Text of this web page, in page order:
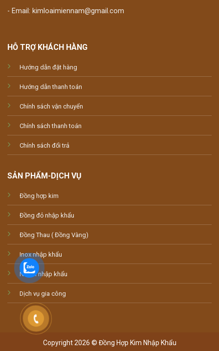
- Email: kimloaimiennam@gmail.com
HỖ TRỢ KHÁCH HÀNG
Hướng dẫn đặt hàng
Hướng dẫn thanh toán
Chính sách vận chuyển
Chính sách thanh toán
Chính sách đổi trả
SẢN PHẨM-DỊCH VỤ
Đồng hợp kim
Đồng đỏ nhập khẩu
Đồng Thau ( Đồng Vàng)
Inox nhập khẩu
Nhôm nhập khẩu
Dịch vụ gia công
Copyright 2026 © Đồng Hợp Kim Nhập Khẩu